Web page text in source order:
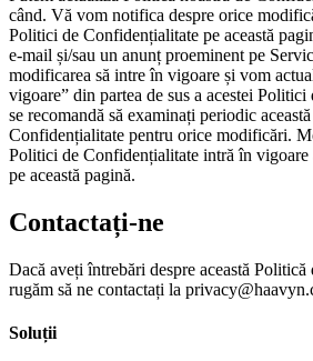
când. Vă vom notifica despre orice
Politici de Confidențialitate pe această
e-mail și/sau un anunț proeminent pe
modificarea să intre în vigoare și vom
vigoare” din partea de sus a acestei
se recomandă să examinați periodic
Confidențialitate pentru orice modificări.
Politici de Confidențialitate intră în vigoare
pe această pagină.
Contactați-ne
Dacă aveți întrebări despre această
rugăm să ne contactați la
Soluții